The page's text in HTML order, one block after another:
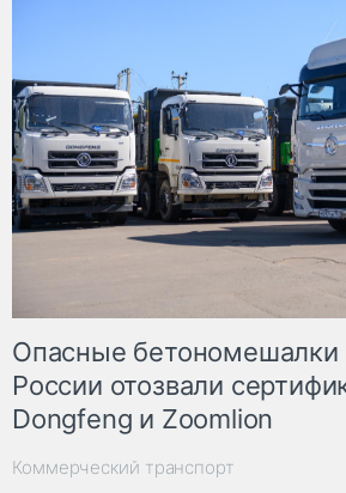
Опасные бетономешалки
России отозвали
Dongfeng и Zoomlion
Коммерческий транспорт